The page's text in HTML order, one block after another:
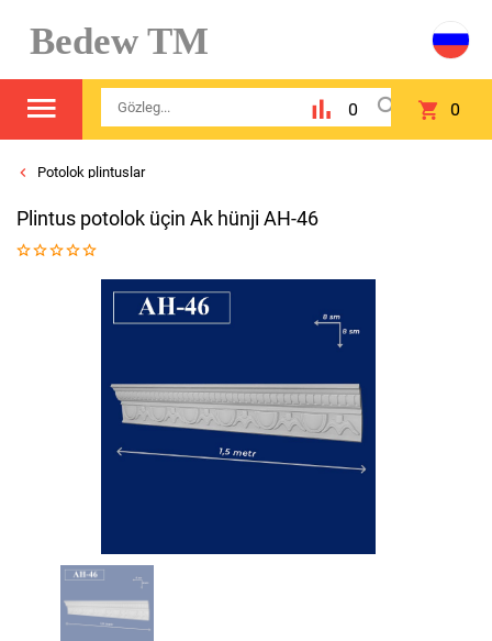
Bedew TM
0 0
Potolok plintuslar
Plintus potolok üçin Ak hünji AH-46